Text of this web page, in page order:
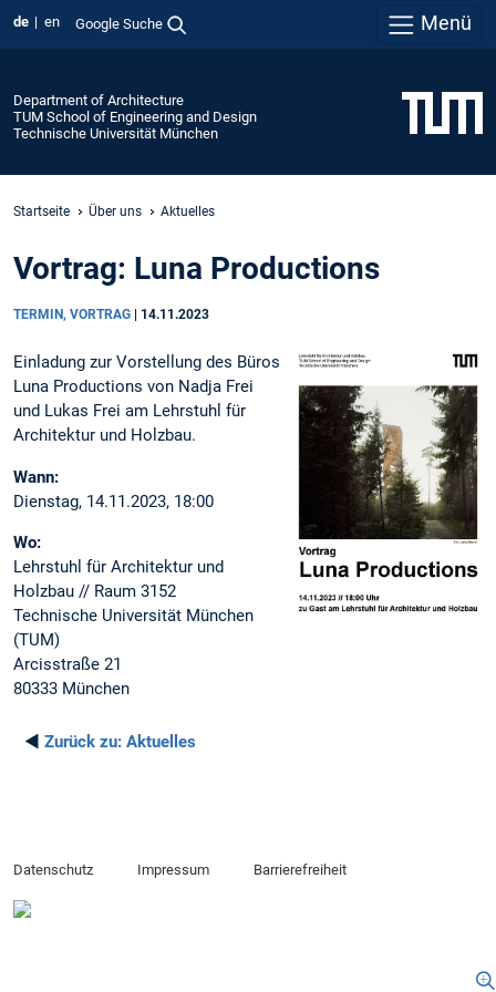
de en Google Suche Menü
Department of Architecture
TUM School of Engineering and Design
Technische Universität München
Startseite Über uns Aktuelles
Vortrag: Luna Productions
TERMIN, VORTRAG 14.11.2023
Einladung zur Vorstellung des Büros
Luna Productions von Nadja Frei
und Lukas Frei am Lehrstuhl für
Architektur und Holzbau.
Wann:
Dienstag, 14.11.2023, 18:00
Wo:
Lehrstuhl für Architektur und
Holzbau // Raum 3152
Technische Universität München
(TUM)
Arcisstraße 21
80333 München
◄ Zurück zu: Aktuelles
Datenschutz Impressum Barrierefreiheit